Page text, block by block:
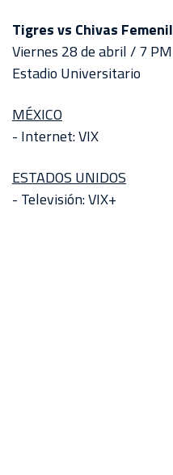
Tigres vs Chivas Femenil
Viernes 28 de abril / 7 PM
Estadio Universitario
MÉXICO
- Internet: VIX
ESTADOS UNIDOS
- Televisión: VIX+